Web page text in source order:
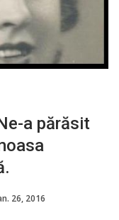
a părăsit
26, 2016